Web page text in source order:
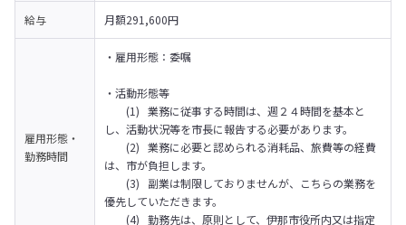
給与 月額291,600円
雇用形態・
勤務時間
・雇用形態：委嘱
・活動形態等
し、活動状況等を市長に報告する必要があります。
は、市が負担します。
優先していただきます。